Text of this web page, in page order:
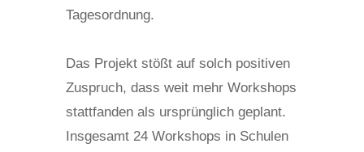
Tagesordnung.
Das Projekt stößt auf solch positiven
Zuspruch, dass weit mehr Workshops
stattfanden als ursprünglich geplant.
Insgesamt 24 Workshops in Schulen